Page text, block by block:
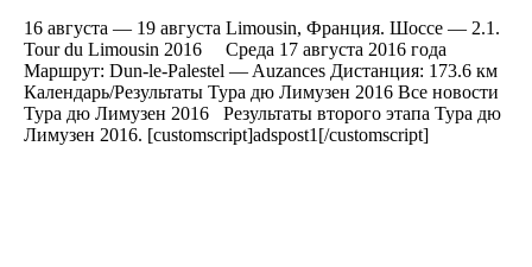
16 августа — 19 августа Limousin, Франция. Шоссе — 2.1.
Tour du Limousin 2016 Среда 17 августа 2016 года
Маршрут: Dun-le-Palestel — Auzances Дистанция: 173.6 км
Календарь/Результаты Тура дю Лимузен 2016 Все новости
Тура дю Лимузен 2016 Результаты второго этапа Тура дю
Лимузен 2016. [customscript]adspost1[/customscript]